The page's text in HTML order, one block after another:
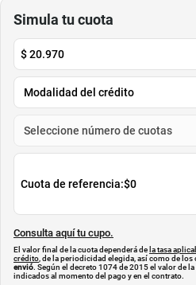
Simula tu cuota
$20.970
Cuota de referencia:$0
Consulta aquí tu cupo.
El valor final de la cuota dependerá de la tasa
crédito , de la periodicidad elegida, así como de
envió. Según el decreto 1074 de 2015 el valor de
indicados al momento del pago y en el contrato.